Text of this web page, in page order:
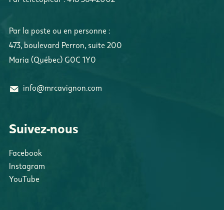
Par la poste ou en personne :
473, boulevard Perron, suite 200
Maria (Québec) G0C 1Y0
info@mrcavignon.com
Suivez-nous
Facebook
Instagram
YouTube